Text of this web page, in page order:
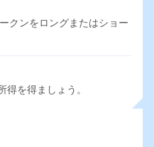
クンをロングまたはショー
得を得ましょう。